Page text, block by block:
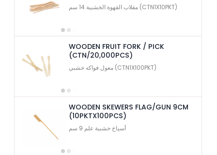
مقلاب القهوة الخشبية 14 سم (CTN1X10PKT)
WOODEN FRUIT FORK / PICK
(CTN/20,000PCS)
معول فواكه خشبي (CTN1X100PKT)
WOODEN SKEWERS FLAG/GUN 9CM
(10PKTX100PCS)
أسياخ خشبية علم 9 سم